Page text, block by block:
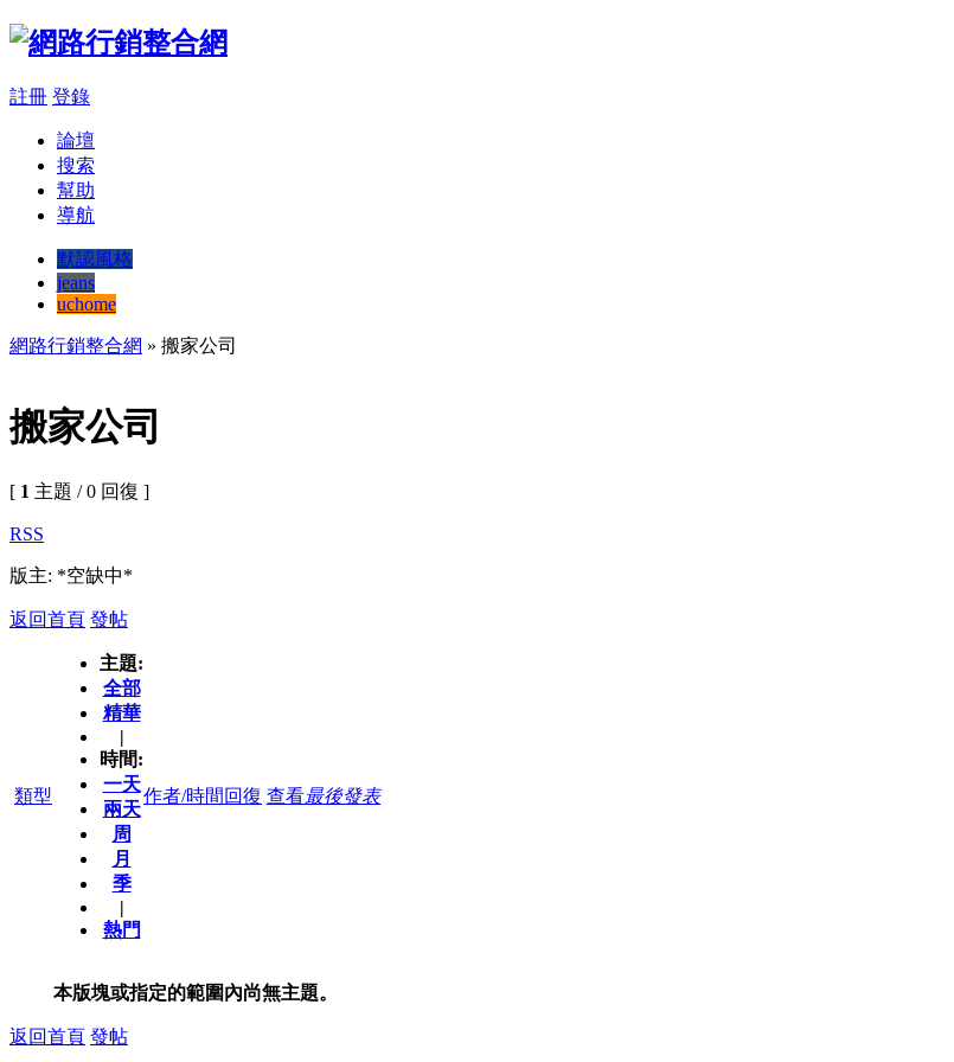
註冊 登錄
論壇
搜索
幫助
導航
默認風格
jeans
uchome
網路行銷整合網 » 搬家公司
搬家公司
[ 1 主題 / 0 回復 ]
RSS
版主: *空缺中*
返回首頁 發帖
類型
主題:
全部
精華
|
時間:
一天
兩天
周
月
季
|
熱門
作者/時間 回復 查看最後發表
本版塊或指定的範圍內尚無主題。
返回首頁 發帖